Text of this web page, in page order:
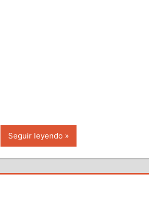
Seguir leyendo